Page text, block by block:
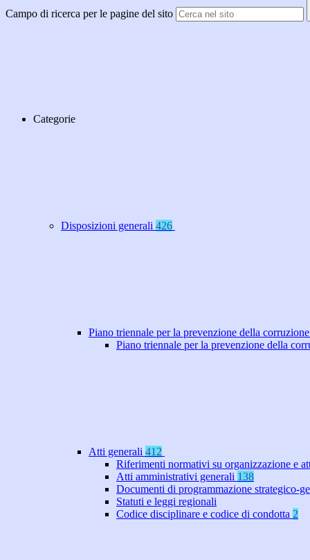
Campo di ricerca per le pagine del sito
Categorie
Disposizioni generali 426
Piano triennale per la prevenzione della
Piano triennale per la prevenzione della
Atti generali 412
Riferimenti normativi su organizzazione e
Atti amministrativi generali 138
Documenti di programmazione strategico-
Statuti e leggi regionali
Codice disciplinare e codice di condotta 2